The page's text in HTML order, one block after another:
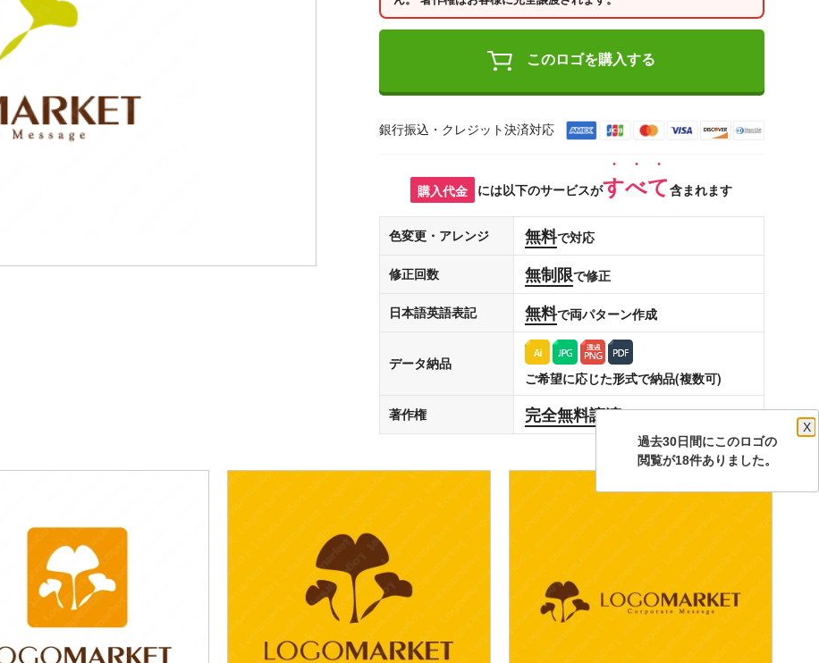
このロゴを購入する
銀行振込・クレジット決済対応
購入代金 には以下のサービスがすべて含まれます
色変更・アレンジ 無料で対応
修正回数 無制限で修正
日本語英語表記 無料で両パターン作成
データ納品
ご希望に応じた形式で納品(複数可)
著作権
完全無料譲渡します
過去30日間にこのロゴの
X
閲覧が18件ありました。